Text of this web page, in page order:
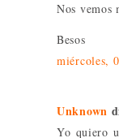
Nos vemos
Besos
miércoles,
Unknown
Yo quiero